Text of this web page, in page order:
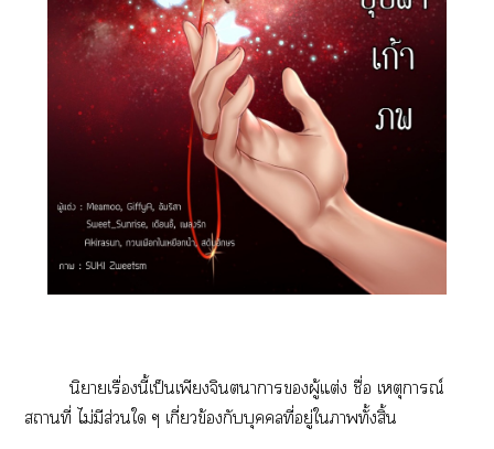
นิยายเรื่องนี้เป็นเพียงจินตนาการผู้แต่ง ชื่อ เหตุการณ์
สถานที่ ไม่มีส่วนใ ๆ เกี่ยวข้องกับบุคคลที่อยู่ใาทั้งสิ้น